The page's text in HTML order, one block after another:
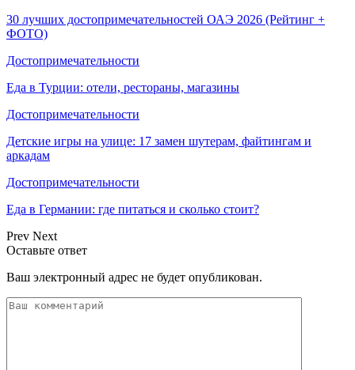
30 лучших достопримечательностей ОАЭ 2026 (Рейтинг +
ФОТО)
Достопримечательности
Еда в Турции: отели, рестораны, магазины
Достопримечательности
Детские игры на улице: 17 замен шутерам, файтингам и
аркадам
Достопримечательности
Еда в Германии: где питаться и сколько стоит?
Prev Next
Оставьте ответ
Ваш электронный адрес не будет опубликован.